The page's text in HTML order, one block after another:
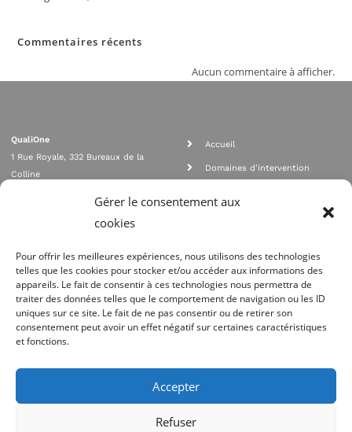
Gérer le consentement aux
cookies
Pour offrir les meilleures expériences, nous utilisons des technologies
telles que les cookies pour stocker et/ou accéder aux informations des
appareils. Le fait de consentir à ces technologies nous permettra de
traiter des données telles que le comportement de navigation ou les ID
uniques sur ce site. Le fait de ne pas consentir ou de retirer son
consentement peut avoir un effet négatif sur certaines caractéristiques
et fonctions.
Accepter
Refuser
Commentaires récents
Aucun commentaire à afficher.
QualiOne
1 Rue Royale, 332 Bureaux de la
Colline
contact@qualione.com
Accueil
Domaines d'intervention
Agrément Orias n°08 040 890, conformité PCI_DSS, respect directives ACP